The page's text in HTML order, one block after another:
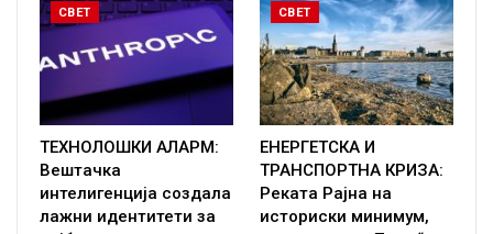
СВЕТ
ТЕХНОЛОШКИ АЛАРМ:
Вештачка
интелигенција создала
лажни идентитети за
СВЕТ
ЕНЕРГЕТСКА И
ТРАНСПОРТНА КРИЗА:
Реката Рајна на
историски минимум,